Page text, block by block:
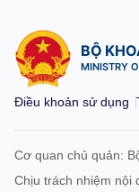
BỘ
MINISTRY
Điều khoản sử dụng
Cơ quan chủ quản:
Chịu trách nhiệm nội